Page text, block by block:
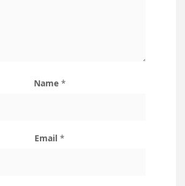
Name *
Email *